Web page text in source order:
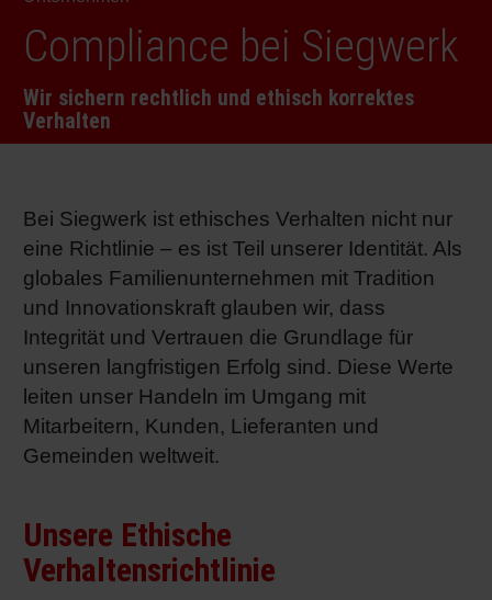
Compliance bei Siegwerk
Wir sichern rechtlich und ethisch korrektes
Verhalten
Bei Siegwerk ist ethisches Verhalten nicht nur
eine Richtlinie – es ist Teil unserer Identität. Als
globales Familienunternehmen mit Tradition
und Innovationskraft glauben wir, dass
Integrität und Vertrauen die Grundlage für
unseren langfristigen Erfolg sind. Diese Werte
leiten unser Handeln im Umgang mit
Mitarbeitern, Kunden, Lieferanten und
Gemeinden weltweit.
Unsere Ethische
Verhaltensrichtlinie
RETHINK PACKAGING
WEBSEITEN
SPRACHE